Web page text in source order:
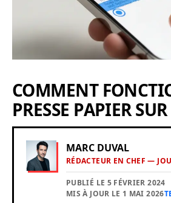
COMMENT
PRESSE PAPIER
MARC DUVAL
RÉDACTEUR EN CHEF —
PUBLIÉ LE 5 FÉVRIER 2024
MIS À JOUR LE 1 MAI 2026